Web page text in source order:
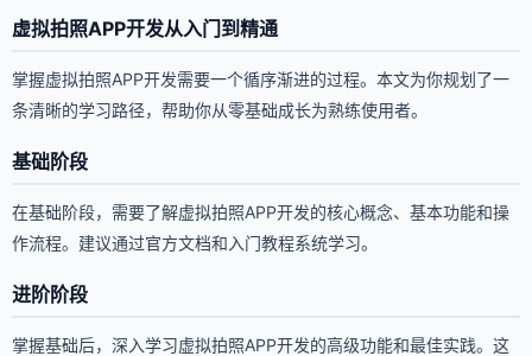
虚拟拍照APP开发从入门到精通
掌握虚拟拍照APP开发需要一个循序渐进的过程。本文为你规划了一
条清晰的学习路径，帮助你从零基础成长为熟练使用者。
基础阶段
在基础阶段，需要了解虚拟拍照APP开发的核心概念、基本功能和操
作流程。建议通过官方文档和入门教程系统学习。
进阶阶段
掌握基础后，深入学习虚拟拍照APP开发的高级功能和最佳实践。这